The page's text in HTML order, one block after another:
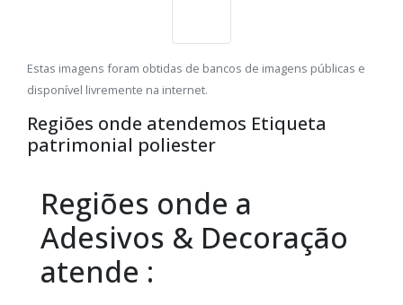
Estas imagens foram obtidas de bancos de imagens públicas e
disponível livremente na internet.
Regiões onde atendemos Etiqueta
patrimonial poliester
Regiões onde a
Adesivos & Decoração
atende :